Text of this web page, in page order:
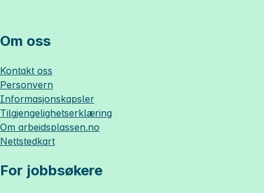
Om oss
Kontakt oss
Personvern
Informasjonskapsler
Tilgjengelighetserklæring
Om arbeidsplassen.no
Nettstedkart
For jobbsøkere